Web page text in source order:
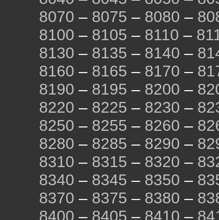
8070 – 8075 – 8080 –
8100 – 8105 – 8110 –
8130 – 8135 – 8140 –
8160 – 8165 – 8170 –
8190 – 8195 – 8200 –
8220 – 8225 – 8230 –
8250 – 8255 – 8260 –
8280 – 8285 – 8290 –
8310 – 8315 – 8320 –
8340 – 8345 – 8350 –
8370 – 8375 – 8380 –
8400 – 8405 – 8410 –